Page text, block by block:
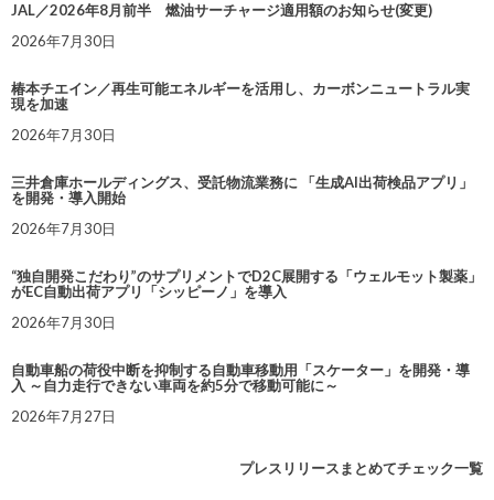
JAL／2026年8月前半 燃油サーチャージ適用額のお知らせ(変更)
2026年7月30日
椿本チエイン／再生可能エネルギーを活用し、カーボンニュートラル実
現を加速
2026年7月30日
三井倉庫ホールディングス、受託物流業務に 「生成AI出荷検品アプリ」
を開発・導入開始
2026年7月30日
“独自開発こだわり”のサプリメントでD2C展開する「ウェルモット製薬」
がEC自動出荷アプリ「シッピーノ」を導入
2026年7月30日
自動車船の荷役中断を抑制する自動車移動用「スケーター」を開発・導
入 ～自力走行できない車両を約5分で移動可能に～
2026年7月27日
プレスリリースまとめてチェック一覧